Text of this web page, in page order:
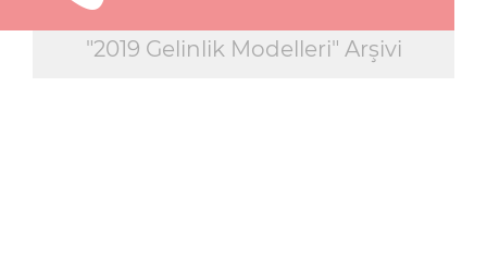
"2019 Gelinlik Modelleri" Arşivi